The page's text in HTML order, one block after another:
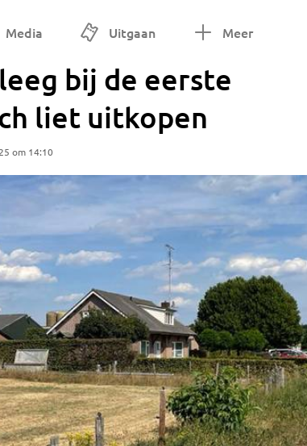
Media Uitgaan Meer
bij de eerste
liet uitkopen
om 14:10